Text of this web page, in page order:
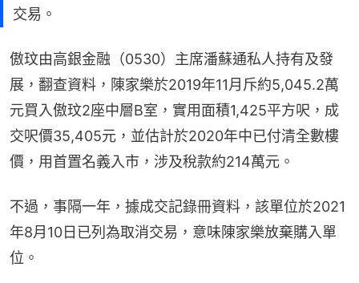
交易。
傲玟由高銀金融（0530）主席潘蘇通私人持有及發
展，翻查資料，陳家樂於2019年11月斥約5,045.2萬
元買入傲玟2座中層B室，實用面積1,425平方呎，成
交呎價35,405元，並估計於2020年中已付清全數樓
價，用首置名義入市，涉及稅款約214萬元。
不過，事隔一年，據成交記錄冊資料，該單位於2021
年8月10日已列為取消交易，意味陳家樂放棄購入單
位。